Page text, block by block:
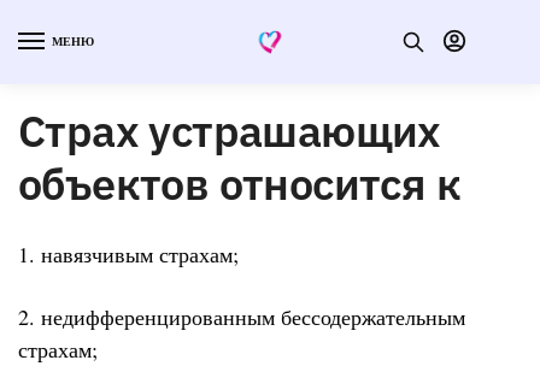
МЕНЮ
Страх устрашающих
объектов относится к
1. навязчивым страхам;
2. недифференцированным бессодержательным
страхам;